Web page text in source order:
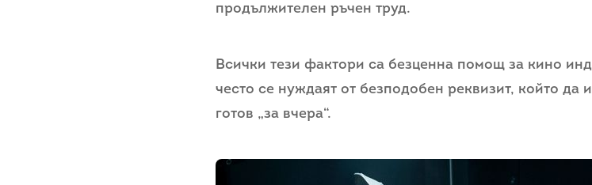
продължителен ръчен труд.
Всички тези фактори са безценна помощ за кино
често се нуждаят от безподобен реквизит, който да
готов „за вчера“.